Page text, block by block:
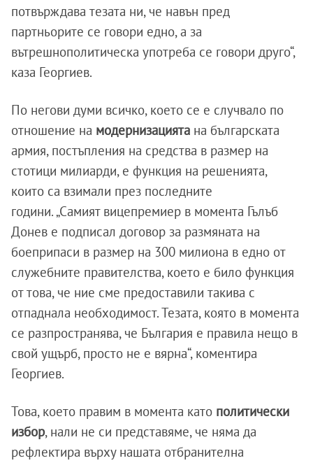
потвърждава тезата ни, че навън пред
партньорите се говори едно, а за
вътрешнополитическа употреба се говори друго“,
каза Георгиев.
По негови думи всичко, което се е случвало по
отношение на модернизацията на българската
армия, постъпления на средства в размер на
стотици милиарди, е функция на решенията,
които са взимали през последните
години. „Самият вицепремиер в момента Гълъб
Донев е подписал договор за размяната на
боеприпаси в размер на 300 милиона в едно от
служебните правителства, което е било функция
от това, че ние сме предоставили такива с
отпаднала необходимост. Тезата, която в момента
се разпространява, че България е правила нещо в
свой ущърб, просто не е вярна“, коментира
Георгиев.
Това, което правим в момента като политически
избор, нали не си представяме, че няма да
рефлектира върху нашата отбранителна